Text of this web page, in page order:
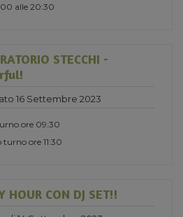
alle 20:30
STECCHI -
16 Settembre 2023
ore 09:30
turno ore 11:30
HOUR CON DJ SET!!